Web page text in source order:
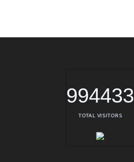
994433
TOTAL VISITORS